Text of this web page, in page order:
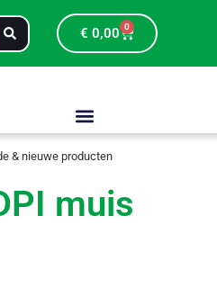
€ 0,00 0
& nieuwe producten
muis